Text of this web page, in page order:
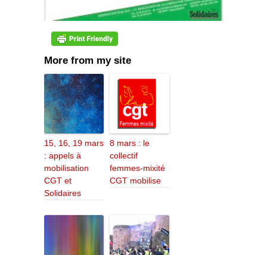
More from my site
15, 16, 19 mars
: appels à
mobilisation
CGT et
Solidaires
8 mars : le
collectif
femmes-mixité
CGT mobilise